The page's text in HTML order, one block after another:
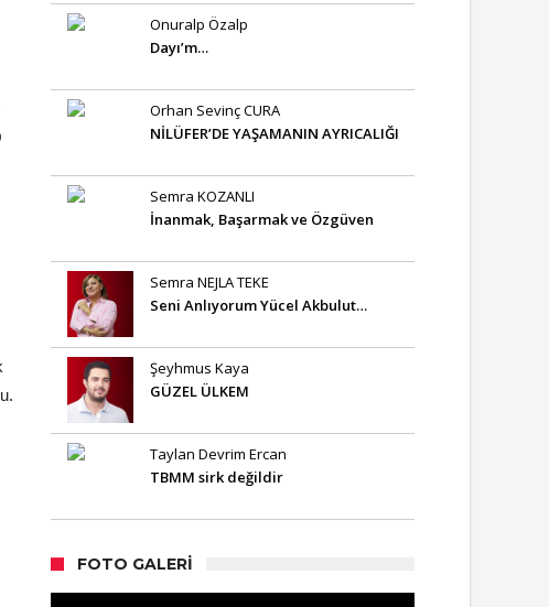
Onuralp Özalp
Dayı’m…
Orhan Sevinç CURA
NİLÜFER’DE YAŞAMANIN AYRICALIĞI
Semra KOZANLI
İnanmak, Başarmak ve Özgüven
Semra NEJLA TEKE
Seni Anlıyorum Yücel Akbulut…
Şeyhmus Kaya
GÜZEL ÜLKEM
Taylan Devrim Ercan
TBMM sirk değildir
FOTO GALERI